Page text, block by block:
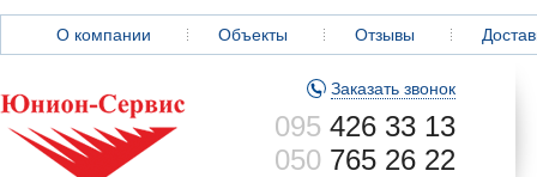
О компании Объекты Отзывы
Заказать звонок
095 426 33 13
050 765 26 22